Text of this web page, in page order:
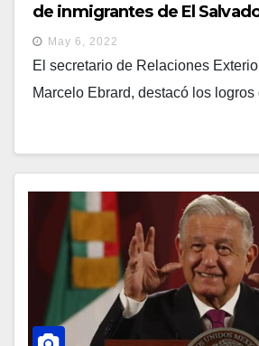
de inmigrantes de El
May 6, 2022
El secretario de Relaciones
Marcelo Ebrard, destacó los logros